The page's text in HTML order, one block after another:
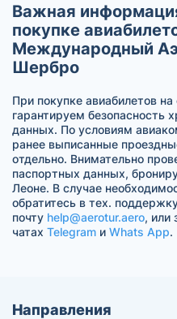
Важная
покупке
Международный
Шербро
При покупке авиабилетов на
гарантируем безопасность
данных. По условиям
ранее выписанные
отдельно. Внимательно
паспортных данных,
Леоне. В случае
обратитесь в тех.
почту help@aerotur.aero, или
чатах Telegram и Whats App.
Направления